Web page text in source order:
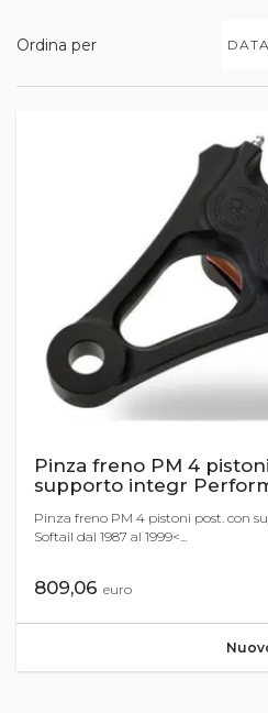
Ordina per
Pinza freno PM 4
supporto integr
Pinza freno PM 4 pistoni post. con
Softail dal 1987 al 1999<...
809,06 euro